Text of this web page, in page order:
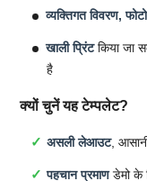
व्यक्तिगत विवरण,
खाली प्रिंटकिया जा
है
क्यों चुनें यह टेम्पलेट?
असली लेआउट,
पहचान प्रमाणडेमो के